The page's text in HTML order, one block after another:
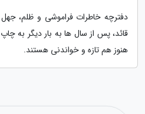
دفترچه خاطرات فراموشی و ظلم،
قائد، پس از سال ها به بار دیگر به
هنوز هم تازه و خواندنی هستند.